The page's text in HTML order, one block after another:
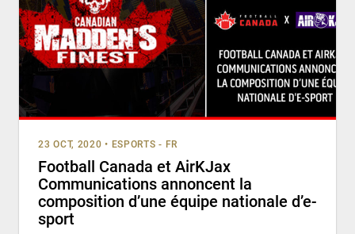
23 OCT, 2020 • ESPORTS - FR
Football Canada et AirKJax
Communications annoncent la
composition d’une équipe nationale d’e-
sport